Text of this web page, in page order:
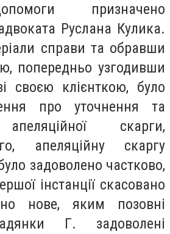
призначено
Руслана Кулика.
справи та обравши
попередньо узгодивши
своєю клієнткою, було
про уточнення та
скарги,
апеляційну скаргу
задоволено частково,
інстанції скасовано
нове, яким позовні
Г. задоволені